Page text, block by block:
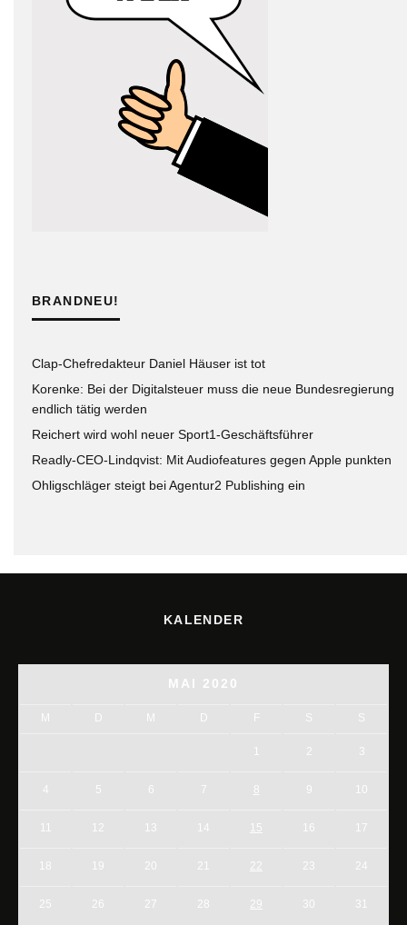
BRANDNEU!
Clap-Chefredakteur Daniel Häuser ist tot
Korenke: Bei der Digitalsteuer muss die neue Bundesregierung
endlich tätig werden
Reichert wird wohl neuer Sport1-Geschäftsführer
Readly-CEO-Lindqvist: Mit Audiofeatures gegen Apple punkten
Ohligschläger steigt bei Agentur2 Publishing ein
KALENDER
MAI 2020
M D M D F S S
1 2 3
5 6 7 8 9 10
11 12 13 14 15 16 17
18 19 20 21 22 23 24
25 26 27 28 29 30 31